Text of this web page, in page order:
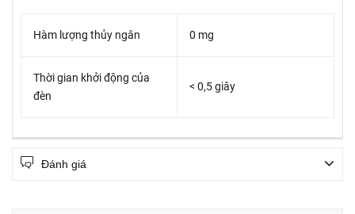
Hàm lượng thủy ngân 0 mg
Thời gian khởi động của
đèn
< 0,5 giây
Đánh giá